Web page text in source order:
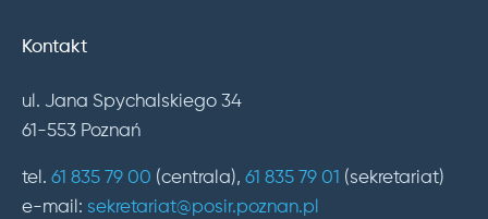
Kontakt
ul. Jana Spychalskiego 34
61-553 Poznań
tel. 61 835 79 00 (centrala), 61 835 79 01 (sekretariat)
e-mail: sekretariat@posir.poznan.pl